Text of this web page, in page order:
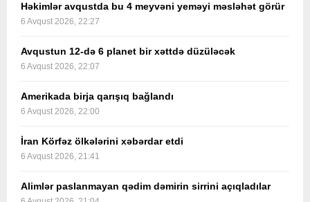
Həkimlər avqustda bu 4 meyvəni yeməyi məsləhət görür
6 Avqust 2026, 22:27
Avqustun 12-də 6 planet bir xəttdə düzüləcək
6 Avqust 2026, 22:07
Amerikada birja qarışıq bağlandı
6 Avqust 2026, 22:00
İran Körfəz ölkələrini xəbərdar etdi
6 Avqust 2026, 21:41
Alimlər paslanmayan qədim dəmirin sirrini açıqladılar